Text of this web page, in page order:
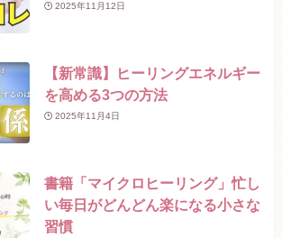
2025年11月12日
【新常識】ヒーリングエネルギー
を高める3つの方法
2025年11月4日
書籍「マイクロヒーリング」忙し
い毎日がどんどん楽になる小さな
習慣